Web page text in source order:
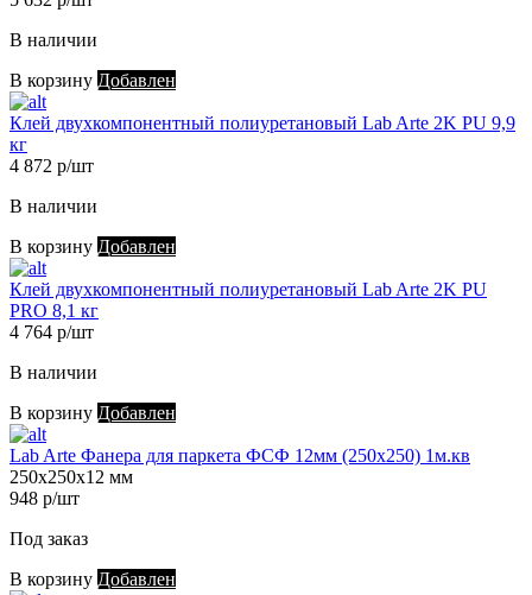
В наличии
В корзину Добавлен
Клей двухкомпонентный полиуретановый Lab Arte 2K PU 9,9
кг
4 872 р/шт
В наличии
В корзину Добавлен
Клей двухкомпонентный полиуретановый Lab Arte 2K PU
PRO 8,1 кг
4 764 р/шт
В наличии
В корзину Добавлен
Lab Arte Фанера для паркета ФСФ 12мм (250х250) 1м.кв
250х250х12 мм
948 р/шт
Под заказ
В корзину Добавлен